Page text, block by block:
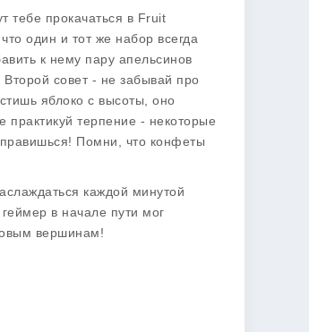
тебе прокачаться в Fruit
один и тот же набор всегда
к нему пару апельсинов
Второй совет - не забывай про
яблоко с высоты, оно
терпение - некоторые
Помни, что конфеты
каждой минутой
в начале пути мог
вершинам!